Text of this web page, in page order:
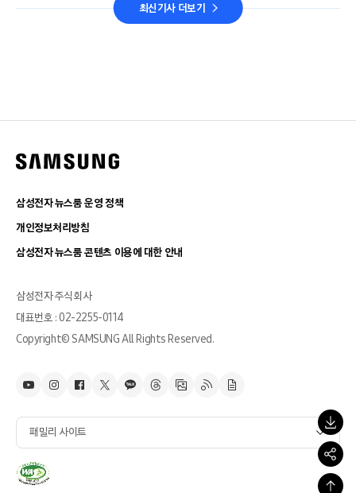
최신기사 더보기
삼성전자 뉴스룸 운영 정책
개인정보처리방침
삼성전자 뉴스룸 콘텐츠 이용에 대한 안내
삼성전자 주식회사
대표번호 : 02-2255-0114
Copyright© SAMSUNG All Rights Reserved.
패밀리 사이트